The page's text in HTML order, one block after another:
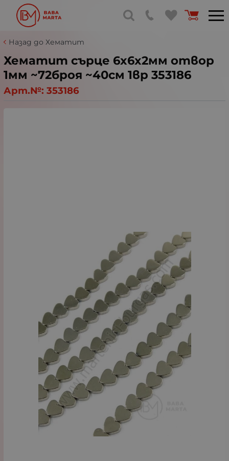
Назад до Хематит
Хематит сърце 6x6x2мм отвор
1мм ~72броя ~40см 1вр 353186
Арт.№: 353186